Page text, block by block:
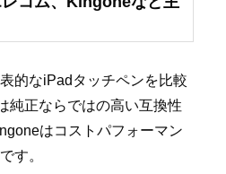
的なiPadタッチペンを比較
純正ならではの高い互換性
はコストパフォーマン
す。